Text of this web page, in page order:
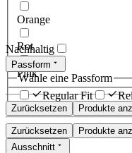
Orange
Rot
Pink
Zurücksetzen Produkte
Nachhaltig
Passform
Wähle eine Passform
Regular Fit
Zurücksetzen
Produkte
Ausschnitt